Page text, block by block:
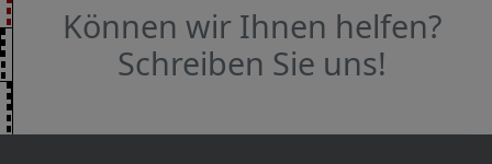
Können wir Ihnen helfen?
Schreiben Sie uns!